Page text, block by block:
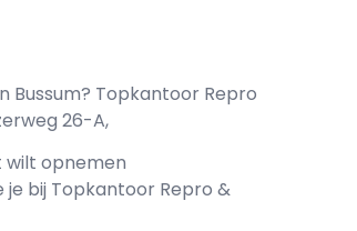
Bussum? Topkantoor Repro
26-A,
wilt opnemen
je bij Topkantoor Repro &